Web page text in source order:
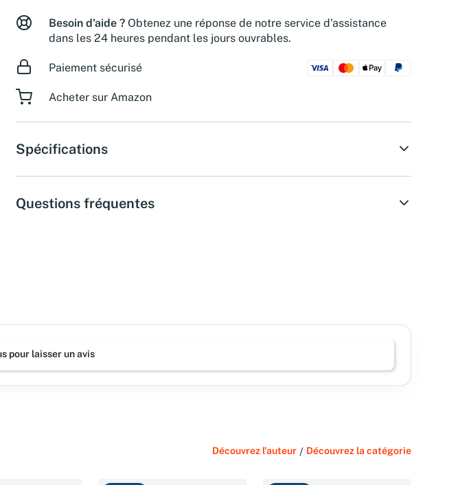
Besoin d'aide ? Obtenez une réponse de notre service d'assistance
dans les 24 heures pendant les jours ouvrables.
Paiement sécurisé
Acheter sur Amazon
Spécifications
Questions fréquentes
pour laisser un avis
Découvrez l'auteur / Découvrez la catégorie